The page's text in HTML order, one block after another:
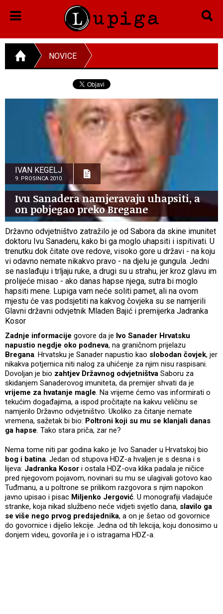
NOVICE
IVAN KEGELJ
9. PROSINCA 2010.
Ivu Sanadera namjeravaju uhapsiti, a
on pobjegao preko Bregane
Državno odvjetništvo zatražilo je od Sabora da skine imunitet
doktoru Ivu Sanaderu, kako bi ga moglo uhapsiti i ispitivati. U
trenutku dok čitate ove redove, visoko gore u državi - na koju
vi odavno nemate nikakvo pravo - na djelu je gungula. Jedni
se naslađuju i trljaju ruke, a drugi su u strahu, jer kroz glavu im
prolijeće misao - ako danas hapse njega, sutra bi moglo
hapsiti mene. Lupiga vam neće soliti pamet, ali na ovom
mjestu će vas podsjetiti na kakvog čovjeka su se namjerili
Glavni državni odvjetnik Mladen Bajić i premijerka Jadranka
Kosor
Zadnje informacije govore da je Ivo Sanader Hrvatsku
napustio negdje oko podneva, na graničnom prijelazu
Bregana. Hrvatsku je Sanader napustio kao slobodan čovjek, jer
nikakva potjernica niti nalog za uhićenje za njim nisu raspisani.
Dovoljan je bio zahtjev Državnog odvjetništva Saboru za
skidanjem Sanaderovog imuniteta, da premijer shvati da je
vrijeme za hvatanje magle. Na vrijeme ćemo vas informirati o
tekućim događajima, a ispod pročitajte na kakvu veličinu se
namjerilo Državno odvjetništvo. Ukoliko za čitanje nemate
vremena, sažetak bi bio: Poltroni koji su mu se klanjali danas
ga hapse. Tako stara priča, zar ne?
Nema tome niti par godina kako je Ivo Sanader u Hrvatskoj bio
bog i batina. Jedan od stupova HDZ-a hvaljen je s desna i s
lijeva: Jadranka Kosor i ostala HDZ-ova klika padala je ničice
pred njegovom pojavom, novinari su mu se ulagivali gotovo kao
Tuđmanu, a u poltrone se prilikom razgovora s njim napokon
javno upisao i pisac Miljenko Jergović. U monografiji vladajuće
stranke, koja nikad službeno neće vidjeti svjetlo dana, slavilo ga
se više nego prvog predsjednika, a on je šetao od govornice
do govornice i dijelio lekcije. Jedna od tih lekcija, koju donosimo u
donjem videu, govorila je i o istragama HDZ-a.